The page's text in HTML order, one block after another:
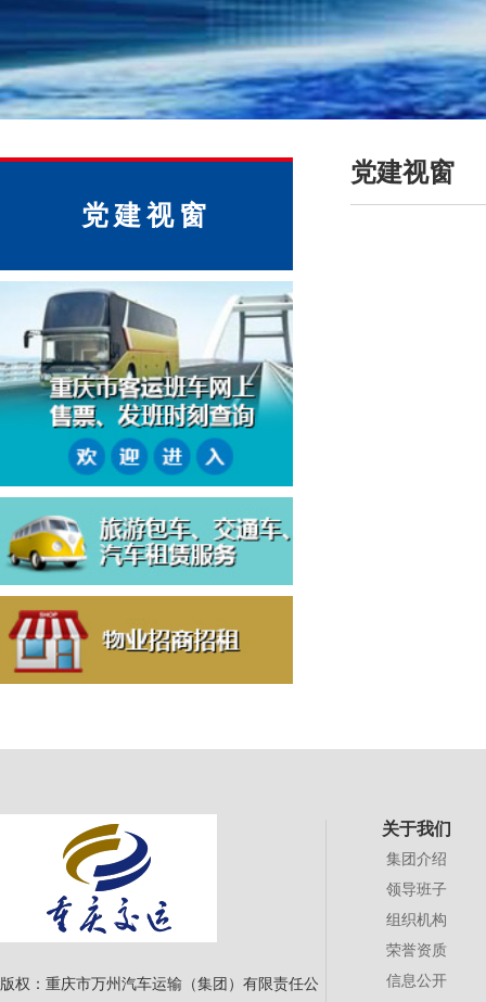
党建视窗
党建视窗
版权：重庆市万州汽车运输（集团）有限责任公
关于我们
集团介绍
领导班子
组织机构
荣誉资质
信息公开